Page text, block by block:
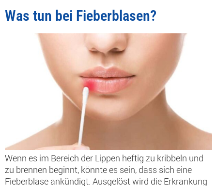
Was tun bei Fieberblasen?
Wenn es im Bereich der Lippen heftig zu kribbeln und
zu brennen beginnt, könnte es sein, dass sich eine
Fieberblase ankündigt. Ausgelöst wird die Erkrankung